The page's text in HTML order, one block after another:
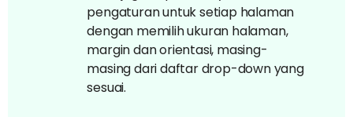
pengaturan untuk setiap halaman
dengan memilih ukuran halaman,
margin dan orientasi, masing-
masing dari daftar drop-down yang
sesuai.